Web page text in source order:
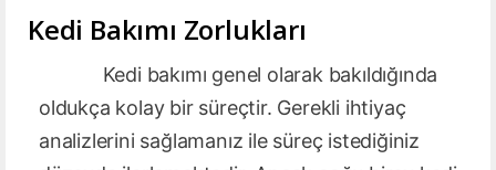
Kedi Bakımı Zorlukları
Kedi bakımı genel olarak bakıldığında
oldukça kolay bir süreçtir. Gerekli ihtiyaç
analizlerini sağlamanız ile süreç istediğiniz